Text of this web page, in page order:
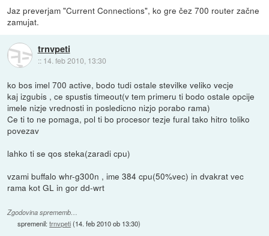
Jaz preverjam "Current Connections", ko gre čez 700 router začne
zamujat.
trnvpeti
:: 14. feb 2010, 13:30
ko bos imel 700 active, bodo tudi ostale stevilke veliko vecje
kaj izgubis , ce spustis timeout(v tem primeru ti bodo ostale opcije
imele nizje vrednosti in posledicno nizjo porabo rama)
Ce ti to ne pomaga, pol ti bo procesor tezje fural tako hitro toliko
povezav
lahko ti se qos steka(zaradi cpu)
vzami buffalo whr-g300n , ime 384 cpu(50%vec) in dvakrat vec
rama kot GL in gor dd-wrt
Zgodovina sprememb…
spremenil:trnvpeti(14. feb 2010 ob 13:30)